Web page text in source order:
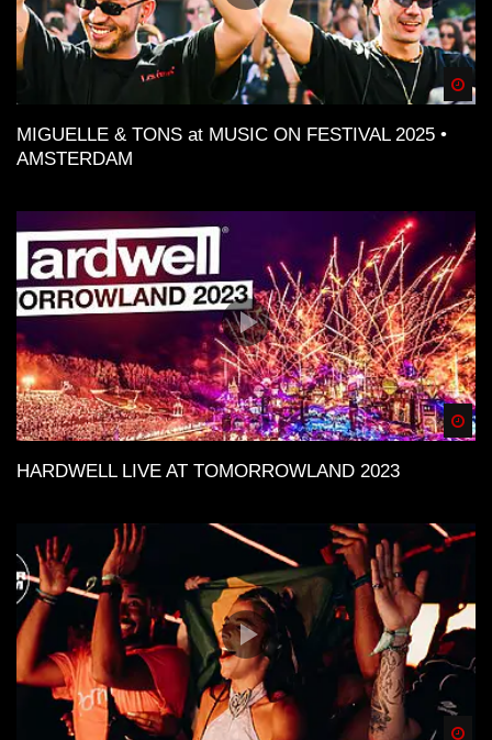
MIGUELLE & TONS at MUSIC ON FESTIVAL 2025 •
AMSTERDAM
HARDWELL LIVE AT TOMORROWLAND 2023